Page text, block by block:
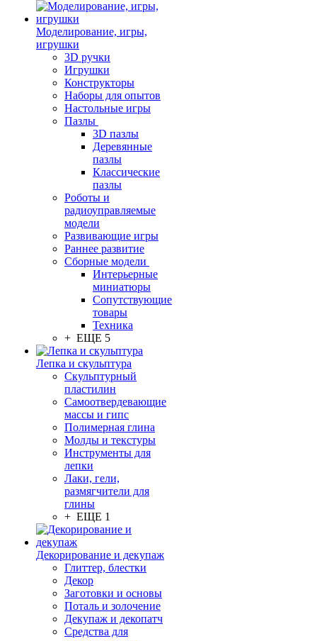
Моделирование, игры,
игрушки
3D ручки
Игрушки
Конструкторы
Наборы для опытов
Настольные игры
Пазлы
3D пазлы
Деревянные
пазлы
Классические
пазлы
Роботы и
радиоуправляемые
модели
Развивающие игры
Раннее развитие
Сборные модели
Интерьерные
миниатюры
Сопутствующие
товары
Техника
+ ЕЩЕ 5
Лепка и скульптура
Скульптурный
пластилин
Самоотвердевающие
массы и гипс
Полимерная глина
Молды и текстуры
Инструменты для
лепки
Лаки, гели,
размягчители для
глины
+ ЕЩЕ 1
Декорирование и декупаж
Глиттер, блестки
Декор
Заготовки и основы
Поталь и золочение
Декупаж и декопатч
Средства для